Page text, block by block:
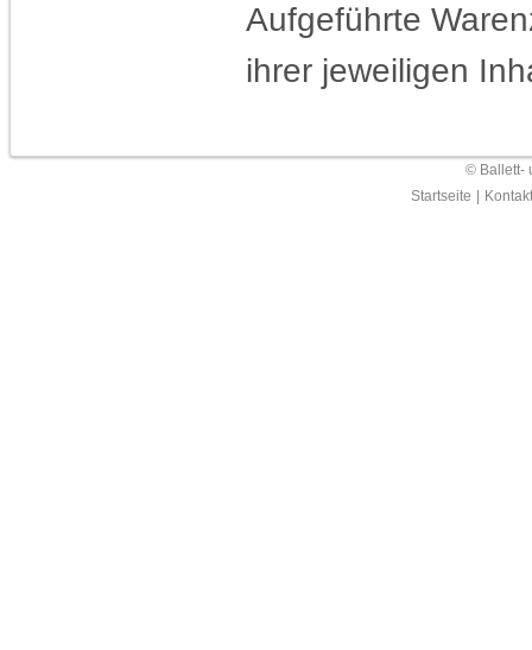
Aufgeführte
ihrer jeweiligen
© Ballett-
Startseite
Kontakt